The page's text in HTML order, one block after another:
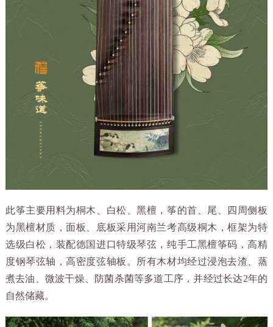
此筝主要用料为桐木、白松、黑檀，筝的首、尾、四周侧板
为黑檀材质，面板、底板采用河南兰考高级桐木，框架为特
选级白松 ，装配德国进口特级琴弦，纯手工黑檀筝码，高精
度钢琴弦轴，高密度弦轴板。所有木材均经过浸泡去渣、蒸
煮去油、微波干燥、防菌杀菌等多道工序，并经过长达2年的
自然储藏。